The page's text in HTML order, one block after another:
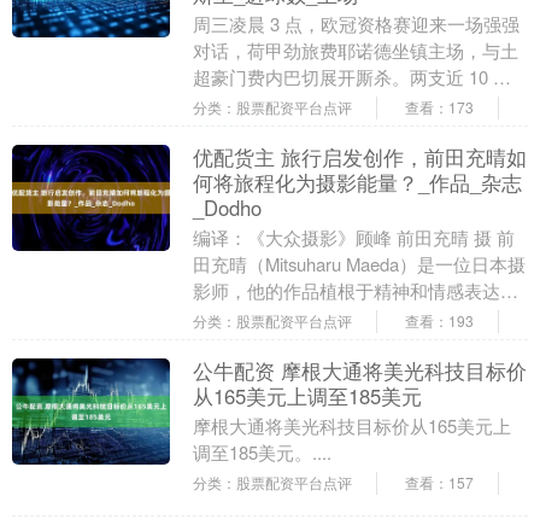
周三凌晨 3 点，欧冠资格赛迎来一场强强
对话，荷甲劲旅费耶诺德坐镇主场，与土
超豪门费内巴切展开厮杀。两支近 10 场
同取 6 胜的球队，将在德库伊普球场争夺
分类：股票配资平台点评 查看：173
优配货主 旅行启发创作，前田充晴如
何将旅程化为摄影能量？_作品_杂志
_Dodho
编译：《大众摄影》顾峰 前田充晴 摄 前
田充晴（Mitsuharu Maeda）是一位日本摄
影师，他的作品植根于精神和情感表达。
他从学生时代开始了他的摄影之旅，....
分类：股票配资平台点评 查看：193
公牛配资 摩根大通将美光科技目标价
从165美元上调至185美元
摩根大通将美光科技目标价从165美元上
调至185美元。....
分类：股票配资平台点评 查看：157